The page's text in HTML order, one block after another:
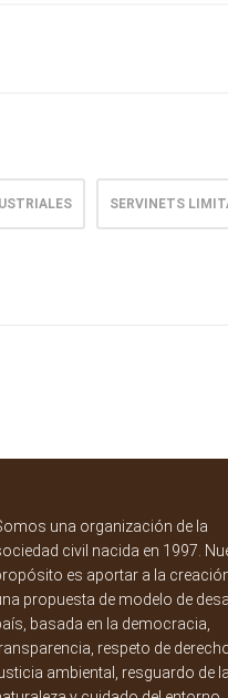
SERVINETS
una organización de la
civil nacida en 1997.
es aportar a la
propuesta de modelo de
basada en la democracia,
respeto de
ambiental, resguardo de la